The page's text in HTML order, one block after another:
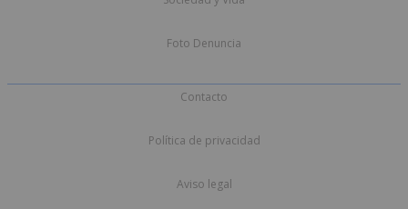
Foto Denuncia
Contacto
Política de privacidad
Aviso legal